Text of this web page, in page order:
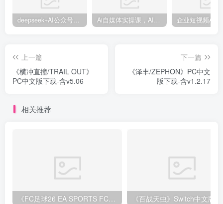
deepseek+AI公众号自动挣钱，轻松月入过W，手机电脑都可做 Ai自媒体实操课，AI打造自媒体爆款内容
上一篇
《横冲直撞/TRAIL OUT》
PC中文版下载-含v5.06
下一篇
《泽丰/ZEPHON》PC中文
版下载-含v1.2.17
相关推荐
《FC足球26 EA SPORTS FC 26》Switch中文版下载+1.82.4264补丁+1DLC